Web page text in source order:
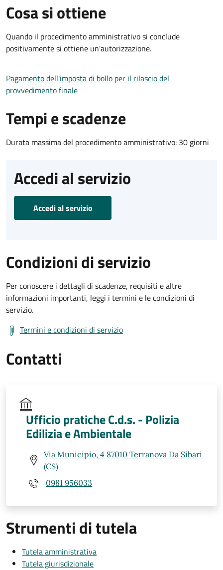
Cosa si ottiene
Quando il procedimento amministrativo si conclude
positivamente si ottiene un'autorizzazione.
Pagamento dell'imposta di bollo per il rilascio del
provvedimento finale
Tempi e scadenze
Durata massima del procedimento amministrativo: 30 giorni
Accedi al servizio
Accedi al servizio
Condizioni di servizio
Per conoscere i dettagli di scadenze, requisiti e altre
informazioni importanti, leggi i termini e le condizioni di
servizio.
Termini e condizioni di servizio
Contatti
Ufficio pratiche C.d.s. - Polizia
Edilizia e Ambientale
Via Municipio, 4 87010 Terranova Da Sibari
(CS)
0981 956033
Strumenti di tutela
Tutela amministrativa
Tutela giurisdizionale